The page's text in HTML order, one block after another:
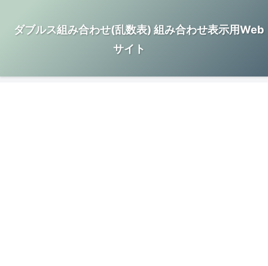
ダブルス組み合わせ(乱数表) 組み合わせ表示用Web
サイト